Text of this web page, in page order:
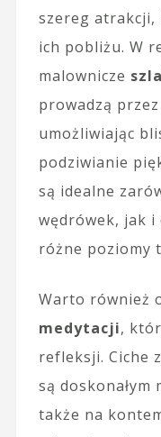
szereg atrakcji,
ich pobliżu. W
malownicze
prowadzą
umożliwiając
podziwianie
są idealne
wędrówek, jak
różne poziomy
Warto również
medytacji,
refleksji. Ciche
są doskonałym
także na